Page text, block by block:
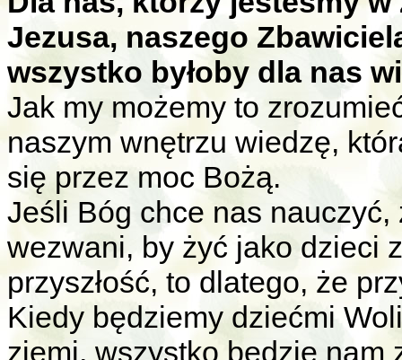
Jezusa, naszego
wszystko byłoby dla nas
Jak my możemy to
naszym wnętrzu wiedzę,
się przez moc Bożą.
Jeśli Bóg chce nas
wezwani, by żyć jako dzieci
przyszłość, to dlatego, że
Kiedy będziemy dziećmi
ziemi, wszystko będzie nam